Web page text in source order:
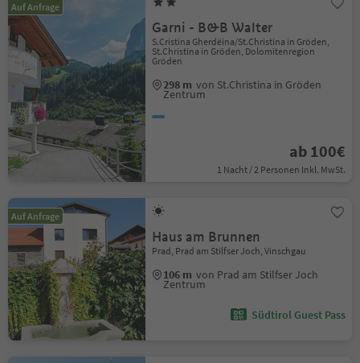
Auf Anfrage
Garni - B&B Walter
S.Cristina Gherdëina/St.Christina in Gröden,
St.Christina in Gröden, Dolomitenregion
Gröden
298 m von St.Christina in Gröden
Zentrum
ab 100€
1 Nacht / 2 Personen Inkl. MwSt.
Auf Anfrage
Haus am Brunnen
Prad, Prad am Stilfser Joch, Vinschgau
106 m von Prad am Stilfser Joch
Zentrum
Südtirol Guest Pass